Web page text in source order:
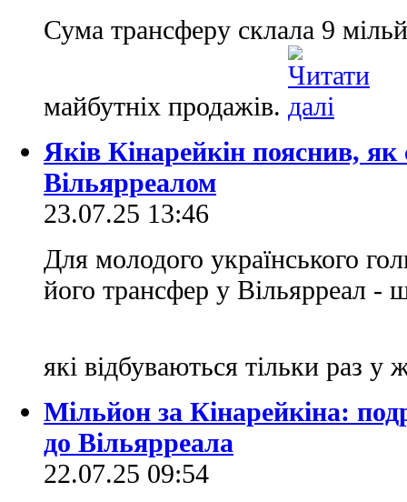
Сума трансферу склала 9
майбутніх продажів.
Яків Кінарейкін пояснив, як
Вільярреалом
23.07.25 13:46
Для молодого українського
його трансфер у Вільярреал -
які відбуваються тільки раз у
Мільйон за Кінарейкіна:
до Вільярреала
22.07.25 09:54